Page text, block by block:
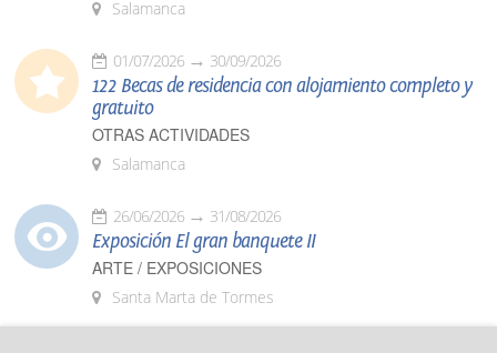
Salamanca
01/07/2026 30/09/2026
122 Becas de residencia con alojamiento completo y
gratuito
OTRAS ACTIVIDADES
Salamanca
26/06/2026 31/08/2026
Exposición El gran banquete II
ARTE / EXPOSICIONES
Santa Marta de Tormes